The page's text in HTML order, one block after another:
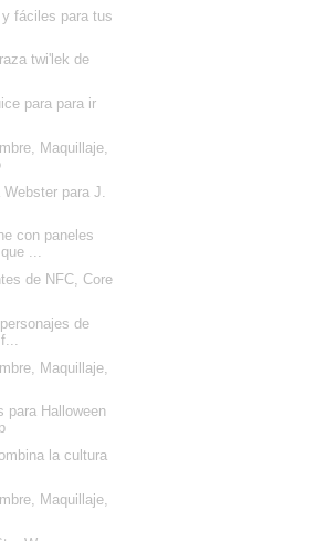
fáciles para tus
twi'lek de
para para ir
Maquillaje,
para J.
con paneles
...
de NFC, Core
de
Maquillaje,
para Halloween
la cultura
Maquillaje,